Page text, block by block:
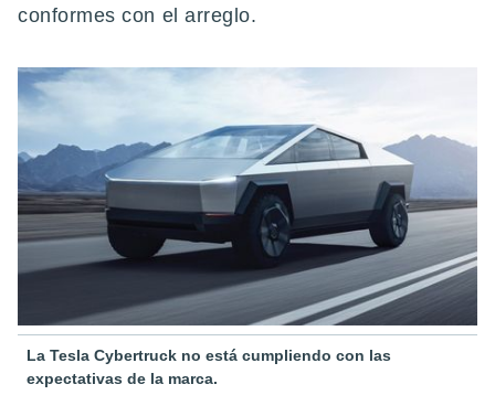
conformes con el arreglo.
La Tesla Cybertruck no está cumpliendo con las
expectativas de la marca.